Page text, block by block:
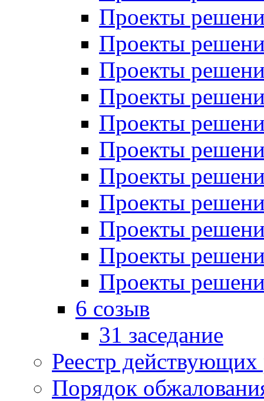
Проекты
Проекты
Проекты
Проекты
Проекты
Проекты
Проекты
Проекты
Проекты
Проекты
Проекты
6 созыв
31 заседание
Реестр
Порядок